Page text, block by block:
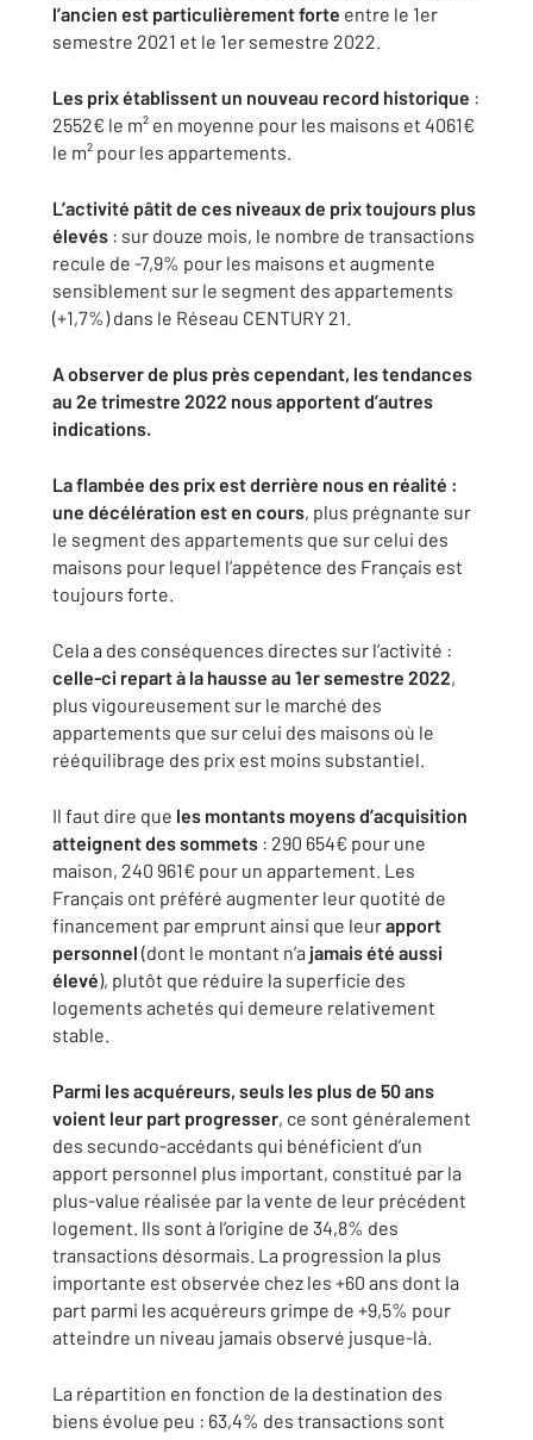
l’ancien est particulièrement forte entre le 1er
semestre 2021 et le 1er semestre 2022.
Les prix établissent un nouveau record historique :
2552€ le m² en moyenne pour les maisons et 4061€
le m² pour les appartements.
L’activité pâtit de ces niveaux de prix toujours plus
élevés : sur douze mois, le nombre de transactions
recule de -7,9% pour les maisons et augmente
sensiblement sur le segment des appartements
(+1,7%) dans le Réseau CENTURY 21.
A observer de plus près cependant, les tendances
au 2e trimestre 2022 nous apportent d’autres
indications.
La flambée des prix est derrière nous en réalité :
une décélération est en cours, plus prégnante sur
le segment des appartements que sur celui des
maisons pour lequel l’appétence des Français est
toujours forte.
Cela a des conséquences directes sur l’activité :
celle-ci repart à la hausse au 1er semestre 2022,
plus vigoureusement sur le marché des
appartements que sur celui des maisons où le
rééquilibrage des prix est moins substantiel.
Il faut dire que les montants moyens d’acquisition
atteignent des sommets : 290 654€ pour une
maison, 240 961€ pour un appartement. Les
Français ont préféré augmenter leur quotité de
financement par emprunt ainsi que leurapport
personnel (dont le montant n’a jamais été aussi
élevé), plutôt que réduire la superficie des
logements achetés qui demeure relativement
stable.
Parmi les acquéreurs, seuls les plus de 50 ans
voient leur part progresser, ce sont généralement
des secundo-accédants qui bénéficient d’un
apport personnel plus important, constitué par la
plus-value réalisée par la vente de leur précédent
logement. Ils sont à l’origine de 34,8% des
transactions désormais. La progression la plus
importante est observée chez les +60 ans dont la
part parmi les acquéreurs grimpe de +9,5% pour
atteindre un niveau jamais observé jusque-là.
La répartition en fonction de la destination des
biens évolue peu : 63,4% des transactions sont